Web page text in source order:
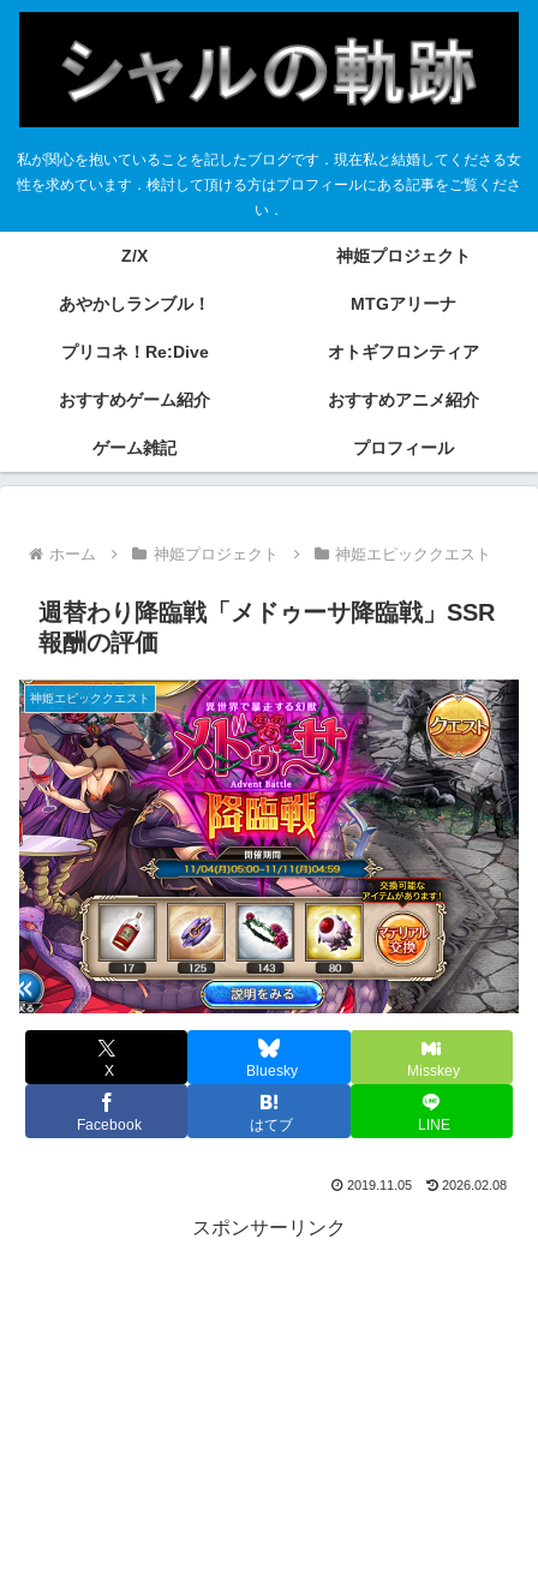
私が関心を抱いていることを記したブログです．現在私と結婚してくださる女
性を求めています．検討して頂ける方はプロフィールにある記事をご覧くださ
い．
Z/X 神姫プロジェクト
あやかしランブル！ MTGアリーナ
プリコネ！Re:Dive オトギフロンティア
おすすめゲーム紹介 おすすめアニメ紹介
ゲーム雑記 プロフィール
ホーム 神姫プロジェクト 神姫エピッククエスト
週替わり降臨戦「メドゥーサ降臨戦」SSR
報酬の評価
神姫エピッククエスト
X Bluesky Misskey
Facebook はてブ LINE
2019.11.05 2026.02.08
スポンサーリンク